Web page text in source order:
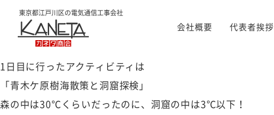
東京都江戸川区の電気通信工事会社
会社概要 代表者挨拶
7月20日～21日で社員旅行に行ってきました。
コロナもあり約5年振り。
急遽決めたので、近場の山梨県へ。
1日目に行ったアクティビティは
「青木ケ原樹海散策と洞窟探検」
森の中は30℃くらいだったのに、洞窟の中は3℃以下！